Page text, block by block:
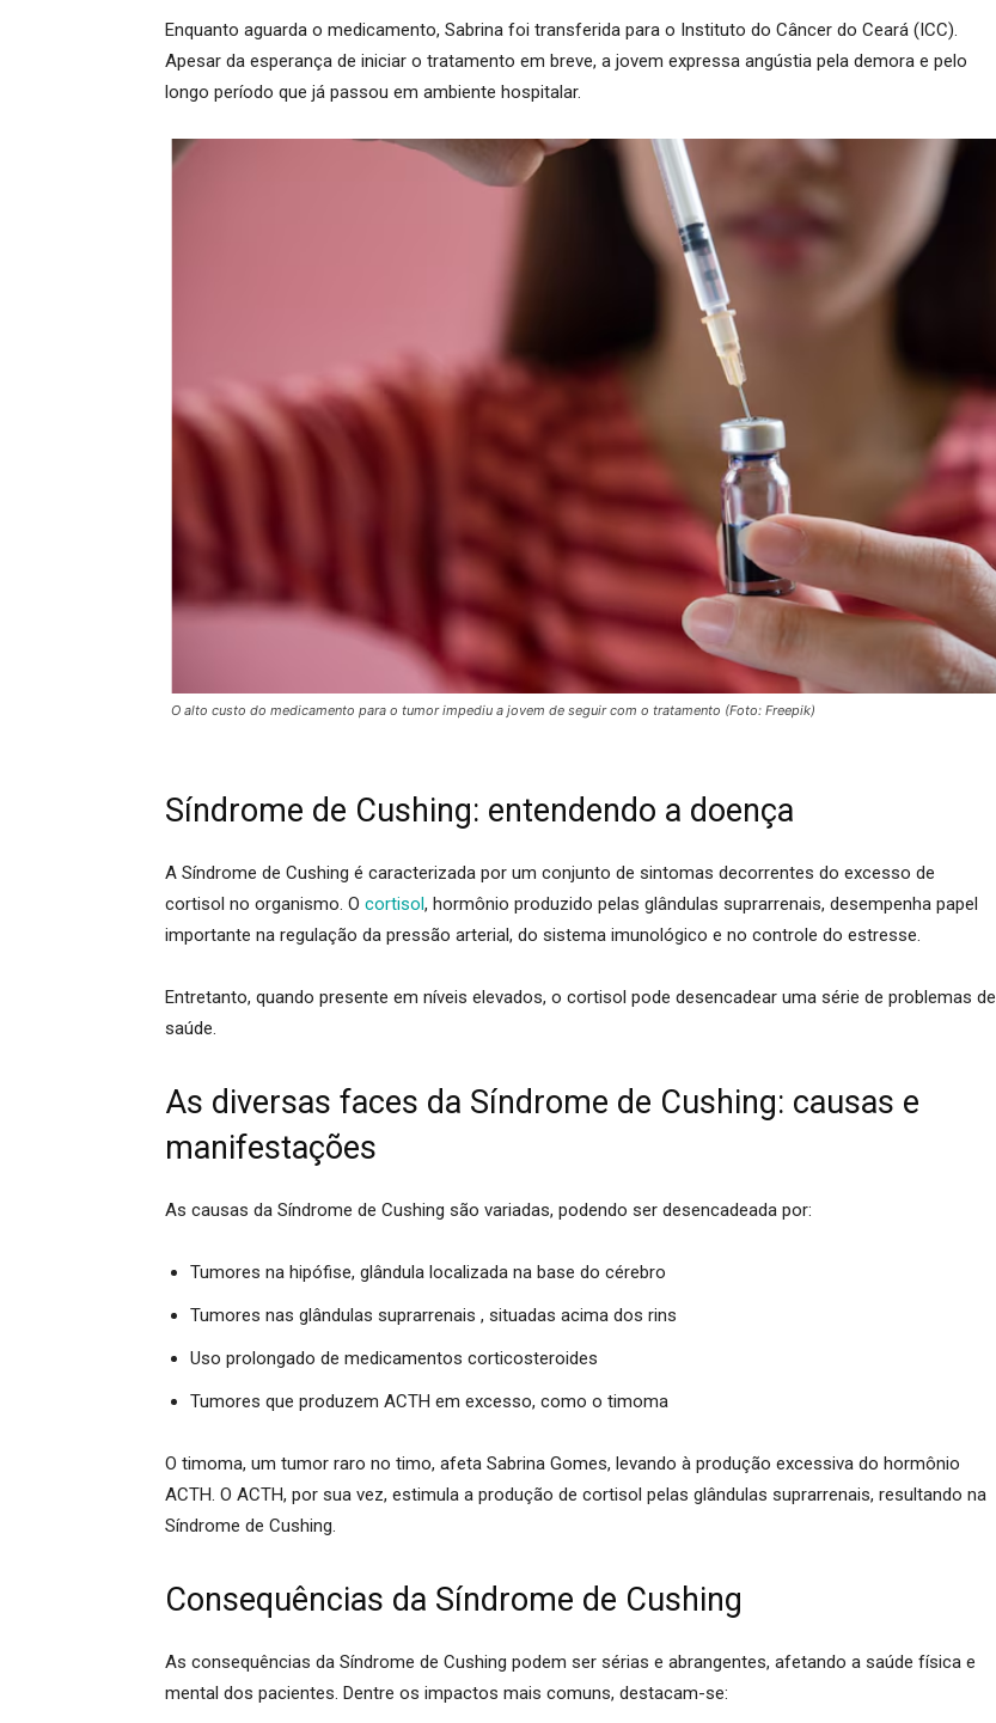
Enquanto aguarda o medicamento, Sabrina foi transferida para o Instituto do Câncer do Ceará (ICC)
Apesar da esperança de iniciar o tratamento em breve, a jovem expressa angústia pela demora e pelo
longo período que já passou em ambiente hospitalar.
O alto custo do medicamento para o tumor impediu a jovem de seguir com o tratamento (Foto: Freepik)
Síndrome de Cushing: entendendo a doença
A Síndrome de Cushing é caracterizada por um conjunto de sintomas decorrentes do excesso de
cortisol no organismo . O cortisol, hormônio produzido pelas glândulas suprarrenais, desempenha papel
importante na regulação da pressão arterial, do sistema imunológico e no controle do estresse
Entretanto, quando presente em níveis elevados, o cortisol pode desencadear uma série de problemas de
saúde
As diversas faces da Síndrome de Cushing: causas e
manifestações
As causas da Síndrome de Cushing são variadas, podendo ser desencadeada por:
Tumores na hipófise, glândula localizada na base do cérebro
Tumores nas glândulas suprarrenais , situadas acima dos rins
Uso prolongado de medicamentos corticosteroides
Tumores que produzem ACTH em excesso, como o timoma
O timoma, um tumor raro no timo, afeta Sabrina Gomes, levando à produção excessiva do hormônio
ACTH . O ACTH, por sua vez, estimula a produção de cortisol pelas glândulas suprarrenais, resultando na
Síndrome de Cushing
Consequências da Síndrome de Cushing
As consequências da Síndrome de Cushing podem ser sérias e abrangentes, afetando a saúde física e
mental dos pacientes. Dentre os impactos mais comuns, destacam-se: